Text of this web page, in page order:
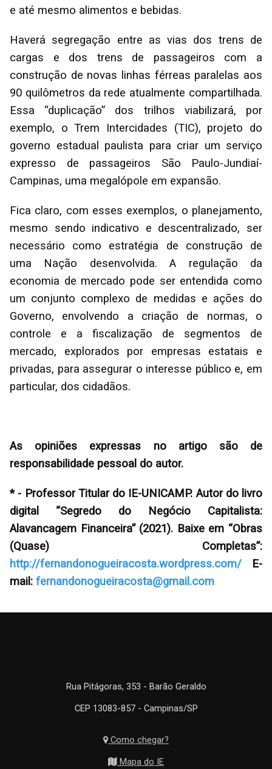
e até mesmo alimentos e bebidas.
Haverá segregação entre as vias dos trens de
cargas e dos trens de passageiros com a
construção de novas linhas férreas paralelas aos
90 quilômetros da rede atualmente compartilhada.
Essa “duplicação” dos trilhos viabilizará, por
exemplo, o Trem Intercidades (TIC), projeto do
governo estadual paulista para criar um serviço
expresso de passageiros São Paulo-Jundiaí-
Campinas, uma megalópole em expansão.
Fica claro, com esses exemplos, o planejamento,
mesmo sendo indicativo e descentralizado, ser
necessário como estratégia de construção de
uma Nação desenvolvida. A regulação da
economia de mercado pode ser entendida como
um conjunto complexo de medidas e ações do
Governo, envolvendo a criação de normas, o
controle e a fiscalização de segmentos de
mercado, explorados por empresas estatais e
privadas, para assegurar o interesse público e, em
particular, dos cidadãos.
As opiniões expressas no artigo são de
responsabilidade pessoal do autor.
* - Professor Titular do IE-UNICAMP. Autor do livro
digital “Segredo do Negócio Capitalista:
Alavancagem Financeira” (2021). Baixe em “Obras
(Quase) Completas”:
http://fernandonogueiracosta.wordpress.com/ E-
mail: fernandonogueiracosta@gmail.com
Rua Pitágoras, 353 - Barão Geraldo
CEP 13083-857 - Campinas/SP
Como chegar?
Mapa do IE